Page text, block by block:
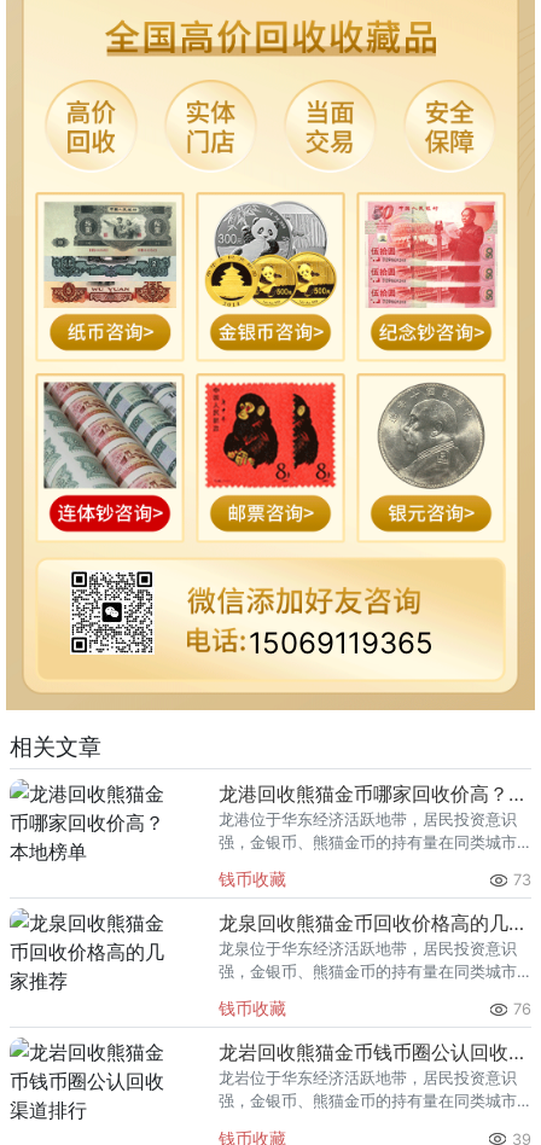
15069119365
相关文章
龙港回收熊猫金币哪家回收价高？本地榜单
龙港位于华东经济活跃地带，居民投资意识
强，金银币、熊猫金币的持有量在同类城市
熊猫金币的需求就明显升温，但鱼龙混杂的
回收渠道里，能精准识别版别溢
钱币收藏 73
龙泉回收熊猫金币回收价格高的几家推荐
龙泉位于华东经济活跃地带，居民投资意识
强，金银币、熊猫金币的持有量在同类城市
熊猫金币的需求就明显升温，但鱼龙混杂的
回收渠道里，能精准识别版别溢
钱币收藏 76
龙岩回收熊猫金币钱币圈公认回收渠道排行
龙岩位于华东经济活跃地带，居民投资意识
强，金银币、熊猫金币的持有量在同类城市
钱币收藏 39